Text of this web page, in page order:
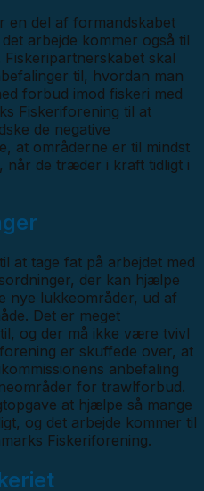
en del af formandskabet
arbejde kommer også til
skal
til, hvordan man
forbud imod fiskeri med
Fiskeriforening til at
de negative
at områderne er til mindst
når de træder i kraft tidligt i
at tage fat på arbejdet med
der kan hjælpe
nye lukkeområder, ud af
Det er meget
og der må ikke være tvivl
er skuffede over, at
anbefaling
for trawlforbud.
at hjælpe så mange
og det arbejde kommer til
Fiskeriforening.